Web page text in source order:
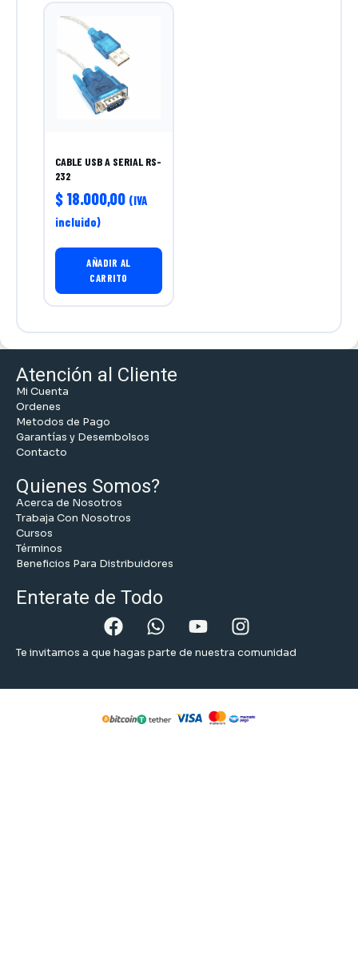
CABLE USB A SERIAL RS-
232
$ 18.000,00 (IVA
incluido)
AÑADIR AL
CARRITO
Atención al Cliente
Mi Cuenta
Ordenes
Metodos de Pago
Garantías y Desembolsos
Contacto
Quienes Somos?
Acerca de Nosotros
Trabaja Con Nosotros
Cursos
Términos
Beneficios Para Distribuidores
Enterate de Todo
Te invitamos a que hagas parte de nuestra comunidad